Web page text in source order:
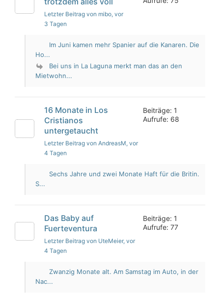
Letzter Beitrag von mibo, vor
3 Tagen
Im Juni kamen mehr Spanier auf die Kanaren. Die
Ho...
Bei uns in La Laguna merkt man das an den
Mietwohn...
16 Monate in Los
Cristianos
untergetaucht
Letzter Beitrag von AndreasM, vor
4 Tagen
Beiträge: 1
Aufrufe: 68
Sechs Jahre und zwei Monate Haft für die Britin.
S...
Das Baby auf
Fuerteventura
Letzter Beitrag von UteMeier, vor
4 Tagen
Beiträge: 1
Aufrufe: 77
Zwanzig Monate alt. Am Samstag im Auto, in der
Nac...